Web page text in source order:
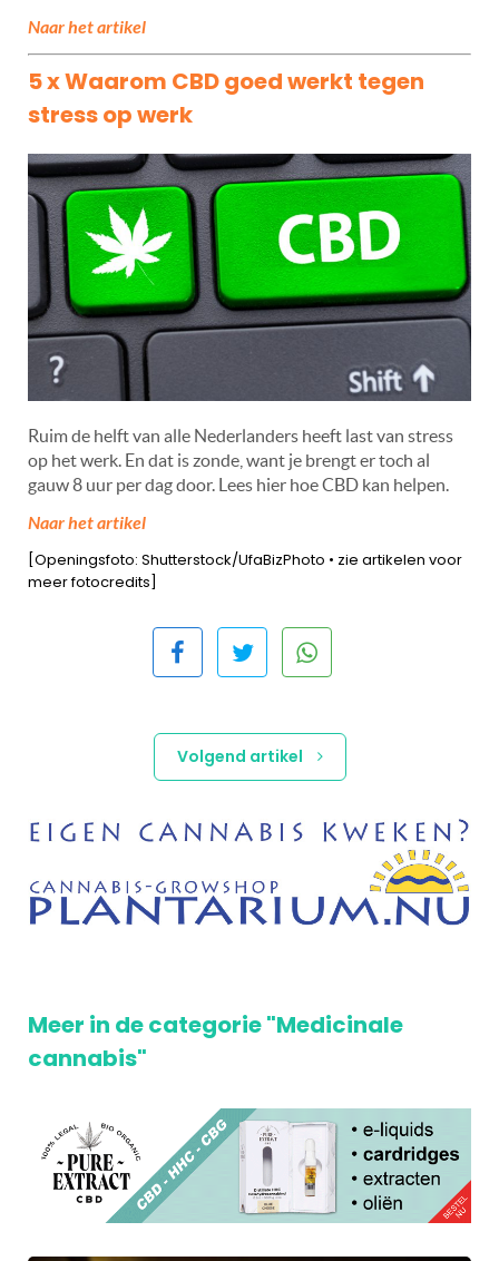
Naar het artikel
5 x Waarom CBD goed werkt tegen
stress op werk
Ruim de helft van alle Nederlanders heeft last van stress
op het werk. En dat is zonde, want je brengt er toch al
gauw 8 uur per dag door. Lees hier hoe CBD kan helpen.
Naar het artikel
[Openingsfoto: Shutterstock/UfaBizPhoto • zie artikelen voor
meer fotocredits]
Volgend artikel
Meer in de categorie "Medicinale
cannabis"